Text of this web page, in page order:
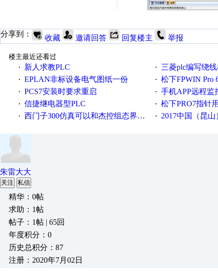
分享到： 收藏 邀请回答 回复楼主 举报
楼主最近还看过
·
新人求教PLC · 三菱plc编写绕
· EPLAN非标设备电气图纸一份 · 松下FPWIN Pro
· PCS7安装时要求重启 · 手机APP远程监
· 信捷继电器型PLC · 松下PRO7指针
· 西门子300仿真可以和杰控组态界面通讯吗 · 2017中国（昆山）国
朱雷大大
关注 私信
精华：0帖
求助：1帖
帖子：1帖 | 65回
年度积分：0
历史总积分：87
注册：2020年7月02日